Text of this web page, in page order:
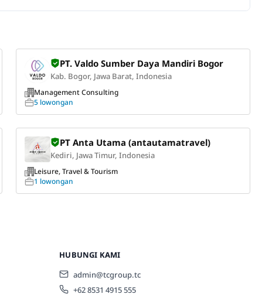
PT. Valdo Sumber Daya Mandiri Bogor
Kab. Bogor, Jawa Barat, Indonesia
Management Consulting
5 lowongan
PT Anta Utama (antautamatravel)
Kediri, Jawa Timur, Indonesia
Leisure, Travel & Tourism
1 lowongan
HUBUNGI KAMI
admin@tcgroup.tc
+62 8531 4915 555